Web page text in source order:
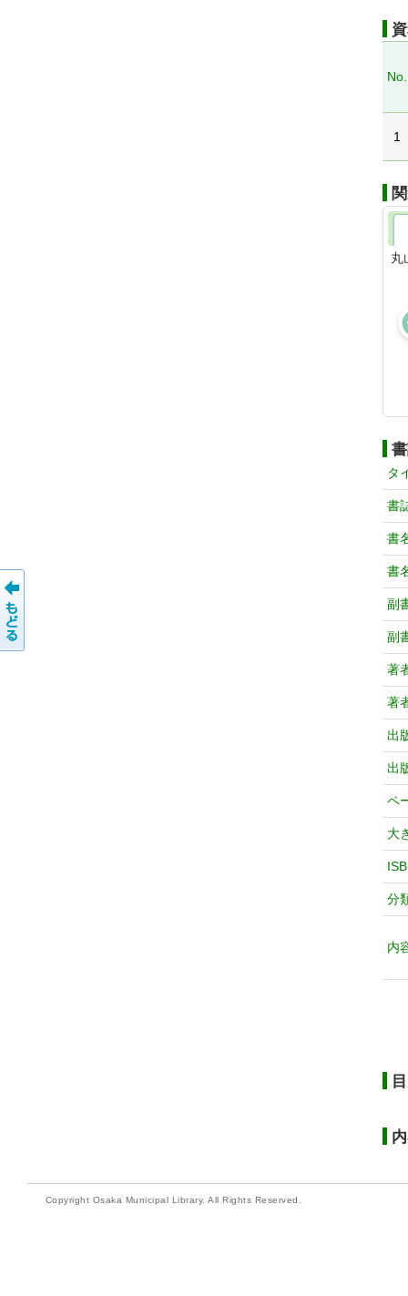
No.
1
丸
タ
書
書
書
副
副
著
著
出
出
ペ
大
分
内
Copyright Osaka Municipal Library. All Rights Reserved.